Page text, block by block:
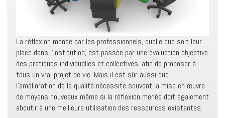
La réflexion menée par les professionnels, quelle que soit leur
place dans l’institution, est passée par une évaluation objective
des pratiques individuelles et collectives, afin de proposer à
tous un vrai projet de vie. Mais il est sûr aussi que
l’amélioration de la qualité nécessite souvent la mise en œuvre
de moyens nouveaux même si la réflexion menée doit également
aboutir à une meilleure utilisation des ressources existantes.